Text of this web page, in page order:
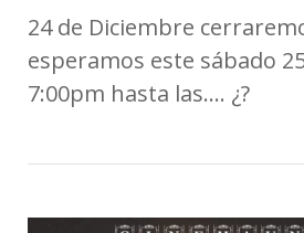
24 de Diciembre
esperamos este sábado
7:00pm hasta las…. ¿?